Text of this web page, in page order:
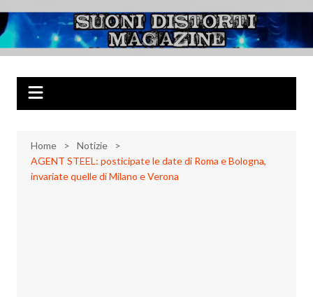
al
contenuto
Suoni Distorti
Magazine
Musica Rock, Metal, Punk e varie sonorità alternative
Home
Notizie
AGENT STEEL: posticipate le date di Roma e Bologna,
invariate quelle di Milano e Verona